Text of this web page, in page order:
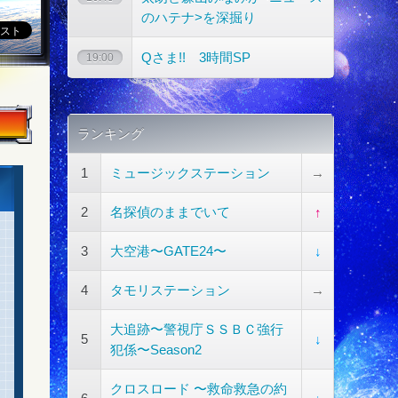
のハテナ>を深掘り
19:00 Qさま!! 3時間SP
ランキング
1 ミュージックステーション →
2 名探偵のままでいて ↑
3 大空港〜GATE24〜 ↓
4 タモリステーション →
5
大追跡〜警視庁ＳＳＢＣ強行
犯係〜Season2
↓
クロスロード 〜救命救急の約